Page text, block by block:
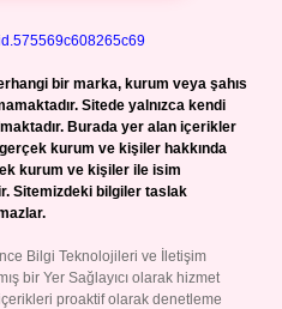
bir marka, kurum veya şahıs
Sitede yalnızca kendi
Burada yer alan içerikler
kurum ve kişiler hakkında
kurum ve kişiler ile isim
Sitemizdeki bilgiler taslak
Bilgi Teknolojileri ve İletişim
bir Yer Sağlayıcı olarak hizmet
proaktif olarak denetleme